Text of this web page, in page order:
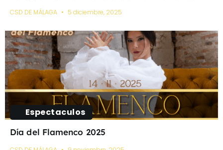
CSD DE MÁLAGA 5 diciembre, 2025
Espectaculos
Día del Flamenco 2025